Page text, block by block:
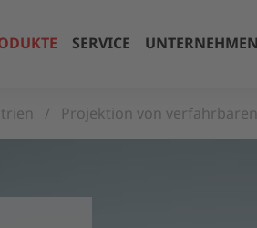
SERVICE UNTERNEHMEN
Projektion von